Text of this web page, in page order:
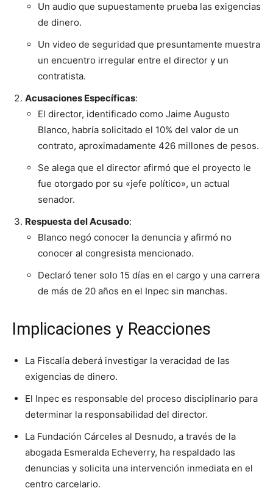
Un audio que supuestamente prueba las exigencias
de dinero.
Un video de seguridad que presuntamente muestra
un encuentro irregular entre el director y un
contratista.
Acusaciones Específicas:
El director, identificado como Jaime Augusto
Blanco, habría solicitado el 10% del valor de un
contrato, aproximadamente 426 millones de pesos.
Se alega que el director afirmó que el proyecto le
fue otorgado por su «jefe político», un actual
senador.
Respuesta del Acusado:
Blanco negó conocer la denuncia y afirmó no
conocer al congresista mencionado.
Declaró tener solo 15 días en el cargo y una carrera
de más de 20 años en el Inpec sin manchas.
Implicaciones y Reacciones
La Fiscalía deberá investigar la veracidad de las
exigencias de dinero.
El Inpec es responsable del proceso disciplinario para
determinar la responsabilidad del director.
La Fundación Cárceles al Desnudo, a través de la
abogada Esmeralda Echeverry, ha respaldado las
denuncias y solicita una intervención inmediata en el
centro carcelario.